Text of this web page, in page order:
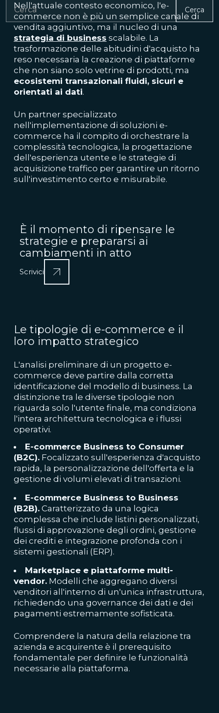
Cerca
Nell'attuale contesto economico, l'e-
commerce non è più un semplice canale di
vendita aggiuntivo, ma il nucleo di una
strategia di business scalabile. La
trasformazione delle abitudini d'acquisto ha
reso necessaria la creazione di piattaforme
che non siano solo vetrine di prodotti, ma
ecosistemi transazionali fluidi, sicuri e
orientati ai dati.
Un partner specializzato
nell'implementazione di soluzioni e-
commerce ha il compito di orchestrare la
complessità tecnologica, la progettazione
dell'esperienza utente e le strategie di
acquisizione traffico per garantire un ritorno
sull'investimento certo e misurabile.
È il momento di ripensare le
strategie e prepararsi ai
cambiamenti in atto
Scrivici
Le tipologie di e-commerce e il
loro impatto strategico
L'analisi preliminare di un progetto e-
commerce deve partire dalla corretta
identificazione del modello di business. La
distinzione tra le diverse tipologie non
riguarda solo l'utente finale, ma condiziona
l'intera architettura tecnologica e i flussi
operativi.
E-commerce Business to Consumer
(B2C). Focalizzato sull'esperienza d'acquisto
rapida, la personalizzazione dell'offerta e la
gestione di volumi elevati di transazioni.
E-commerce Business to Business
(B2B). Caratterizzato da una logica
complessa che include listini personalizzati,
flussi di approvazione degli ordini, gestione
dei crediti e integrazione profonda con i
sistemi gestionali (ERP).
Marketplace e piattaforme multi-
vendor. Modelli che aggregano diversi
venditori all'interno di un'unica infrastruttura,
richiedendo una governance dei dati e dei
pagamenti estremamente sofisticata.
Comprendere la natura della relazione tra
azienda e acquirente è il prerequisito
fondamentale per definire le funzionalità
necessarie alla piattaforma.